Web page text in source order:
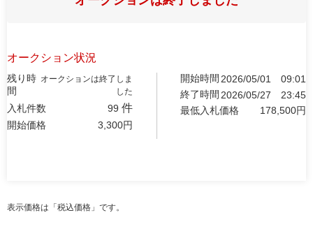
オークション状況
残り時
間
オークションは終了しま
した
入札件数 99 件
開始価格 3,300円
開始時間 2026/05/01
09:01
終了時間 2026/05/27
23:45
最低入札価格
178,500円
表示価格は「税込価格」です。